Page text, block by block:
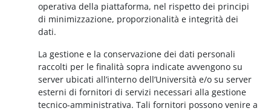
operativa della piattaforma, nel rispetto dei principi
di minimizzazione, proporzionalità e integrità dei
dati.
La gestione e la conservazione dei dati personali
raccolti per le finalità sopra indicate avvengono su
server ubicati all’interno dell’Università e/o su server
esterni di fornitori di servizi necessari alla gestione
tecnico-amministrativa. Tali fornitori possono venire a